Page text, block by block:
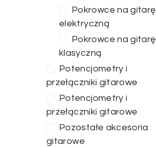
Pokrowce na gitarę
elektryczną
Pokrowce na gitarę
klasyczną
Potencjometry i
przełączniki gitarowe
Potencjometry i
przełączniki gitarowe
Pozostałe akcesoria
gitarowe